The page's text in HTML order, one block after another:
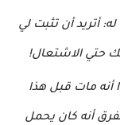
أتريد أن تثبت لي
حتي الاشتعال!
أنه مات قبل هذا
أنه كان يحمل